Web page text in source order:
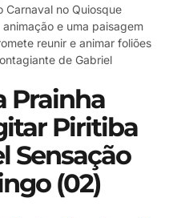
Carnaval no Quiosque
e uma paisagem
reunir e animar foliões
de Gabriel
Prainha
Piritiba
Sensação
(02)